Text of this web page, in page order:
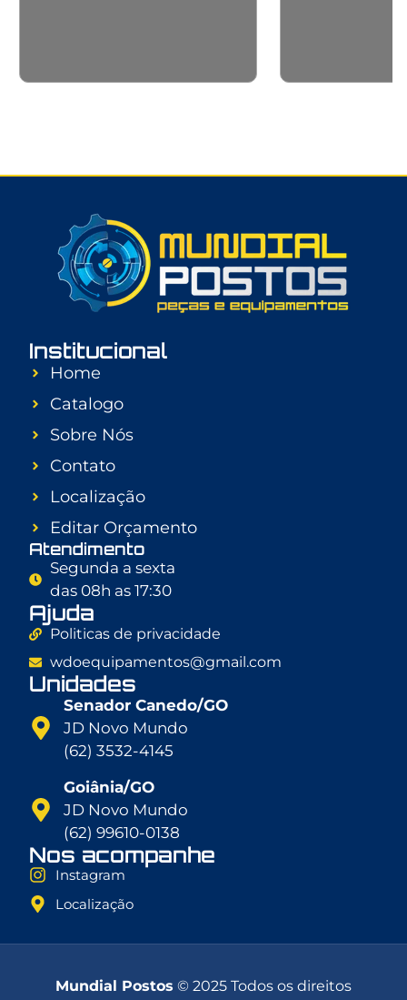
Institucional
Home
Catalogo
Sobre Nós
Contato
Localização
Editar Orçamento
Atendimento
Segunda a sexta
das 08h as 17:30
Ajuda
Politicas de privacidade
wdoequipamentos@gmail.com
Unidades
Senador Canedo/GO
JD Novo Mundo
(62) 3532-4145
Goiânia/GO
JD Novo Mundo
(62) 99610-0138
Nos acompanhe
Instagram
Localização
Mundial Postos © 2025 Todos os direitos